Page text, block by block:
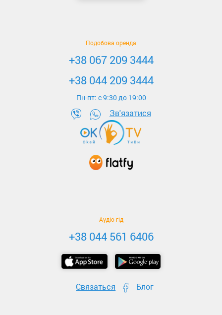
Подобова оренда
+38 067 209 3444
+38 044 209 3444
Пн-пт: c 9:30 до 19:00
Зв'язатися
Аудіо гід
+38 044 561 6406
Связаться Блог